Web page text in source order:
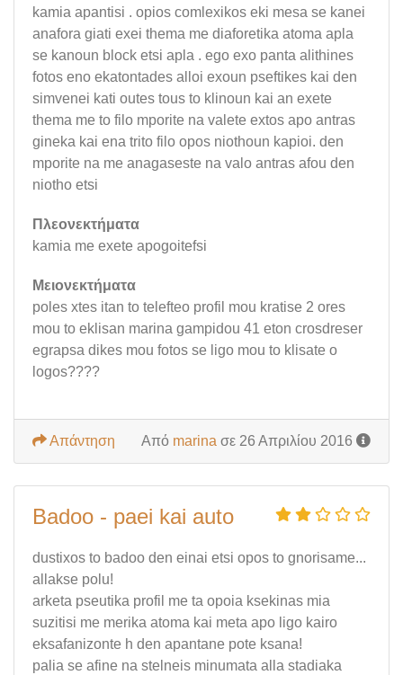
kamia apantisi . opios comlexikos eki mesa se kanei
anafora giati exei thema me diaforetika atoma apla
se kanoun block etsi apla . ego exo panta alithines
fotos eno ekatontades alloi exoun pseftikes kai den
simvenei kati outes tous to klinoun kai an exete
thema me to filo mporite na valete extos apo antras
gineka kai ena trito filo opos niothoun kapioi. den
mporite na me anagaseste na valo antras afou den
niotho etsi
Πλεονεκτήματα
kamia me exete apogoitefsi
Μειονεκτήματα
poles xtes itan to telefteo profil mou kratise 2 ores
mou to eklisan marina gampidou 41 eton crosdreser
egrapsa dikes mou fotos se ligo mou to klisate o
logos????
Από marina σε 26 Απριλίου 2016
Απάντηση
Badoo - paei kai auto
dustixos to badoo den einai etsi opos to gnorisame...
allakse polu!
arketa pseutika profil me ta opoia ksekinas mia
suzitisi me merika atoma kai meta apo ligo kairo
eksafanizonte h den apantane pote ksana!
palia se afine na stelneis minumata alla stadiaka